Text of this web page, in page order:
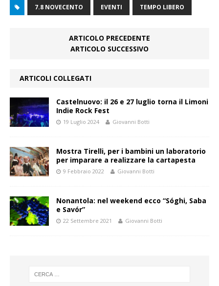
7.8 NOVECENTO EVENTI TEMPO LIBERO
ARTICOLO PRECEDENTE
ARTICOLO SUCCESSIVO
ARTICOLI COLLEGATI
Castelnuovo: il 26 e 27 luglio torna il Limoni
Indie Rock Fest
19 Luglio 2024 Giovanni Botti
Mostra Tirelli, per i bambini un laboratorio
per imparare a realizzare la cartapesta
9 Febbraio 2022 Giovanni Botti
Nonantola: nel weekend ecco “Sóghi, Saba
e Savór”
22 Settembre 2021 Giovanni Botti